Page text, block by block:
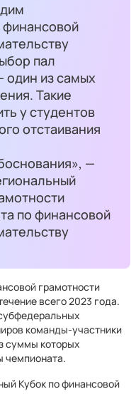
пал
один из самых
Такие
у студентов
отстаивания
—
по финансовой
грамотности
всего 2023 года.
команды-участники
суммы которых
чемпионата.
Кубок по финансовой